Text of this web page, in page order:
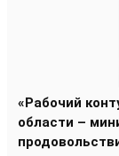
«Рабочий
области –